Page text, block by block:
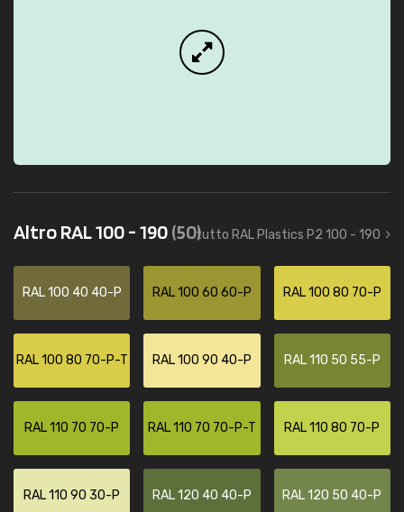
Altro RAL 100 - 190(50)tutto RAL Plastics P2 100 - 190
RAL 100 40 40-P RAL 100 60 60-P RAL 100 80 70-P
RAL 100 80 70-P-T RAL 100 90 40-P RAL 110 50 55-P
RAL 110 70 70-P RAL 110 70 70-P-T RAL 110 80 70-P
RAL 110 90 30-P RAL 120 40 40-P RAL 120 50 40-P